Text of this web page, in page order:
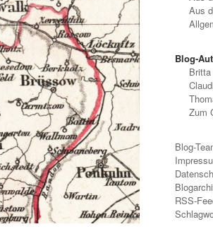
Aus
Blog-
Zum
Blog-
RSS-